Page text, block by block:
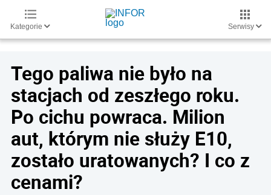
Kategorie Serwisy
Tego paliwa nie było na
stacjach od zeszłego roku.
Po cichu powraca. Milion
aut, którym nie służy E10,
zostało uratowanych? I co z
cenami?